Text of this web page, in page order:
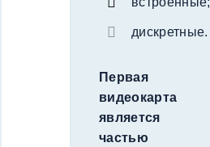
дискретные.
Первая
видеокарта
является
частью